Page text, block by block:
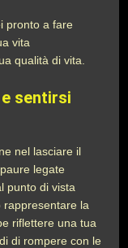
pronto a fare
vita
qualità di vita.
sentirsi
nel lasciare il
legate
punto di vista
rappresentare la
riflettere una tua
di rompere con le